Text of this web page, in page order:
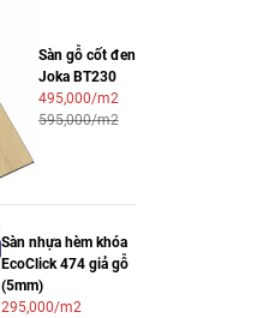
Sàn gỗ cốt đen
Joka BT230
495,000/m2
595,000/m2
Sàn nhựa hèm khóa
EcoClick 474 giả gỗ
(5mm)
295,000/m2